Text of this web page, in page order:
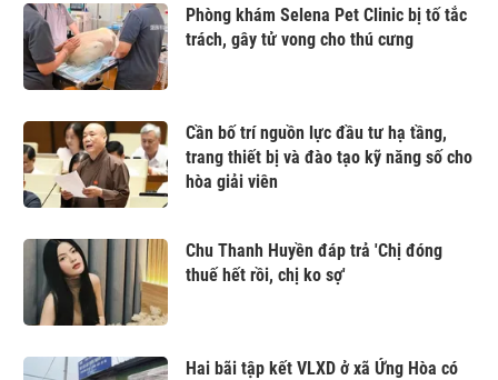
Phòng khám Selena Pet Clinic bị tố tắc
trách, gây tử vong cho thú cưng
Cần bố trí nguồn lực đầu tư hạ tầng,
trang thiết bị và đào tạo kỹ năng số cho
hòa giải viên
Chu Thanh Huyền đáp trả 'Chị đóng
thuế hết rồi, chị ko sợ'
Hai bãi tập kết VLXD ở xã Ứng Hòa có